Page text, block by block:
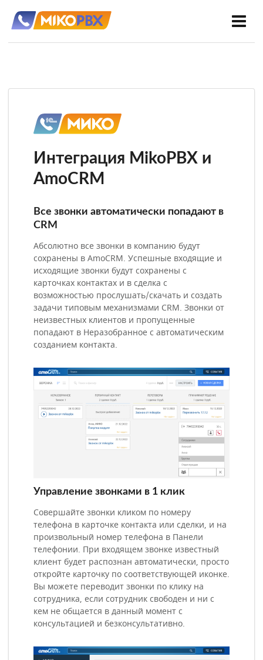
Интеграция MikoPBX и
AmoCRM
Все звонки автоматически попадают в
CRM
Абсолютно все звонки в компанию будут
сохранены в AmoCRM. Успешные входящие и
исходящие звонки будут сохранены с
карточках контактах и в сделка с
возможностью прослушать/скачать и создать
задачи типовым механизмами CRM. Звонки от
неизвестных клиентов и пропущенные
попадают в Неразобранное с автоматическим
созданием контакта.
Управление звонками в 1 клик
Совершайте звонки кликом по номеру
телефона в карточке контакта или сделки, и на
произвольный номер телефона в Панели
телефонии. При входящем звонке известный
клиент будет распознан автоматически, просто
откройте карточку по соответствующей иконке.
Вы можете переводит звонки по клику на
сотрудника, если сотрудник свободен и ни с
кем не общается в данный момент с
консультацией и безконсультативно.